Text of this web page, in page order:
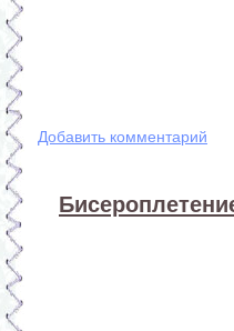
Добавить комментарий